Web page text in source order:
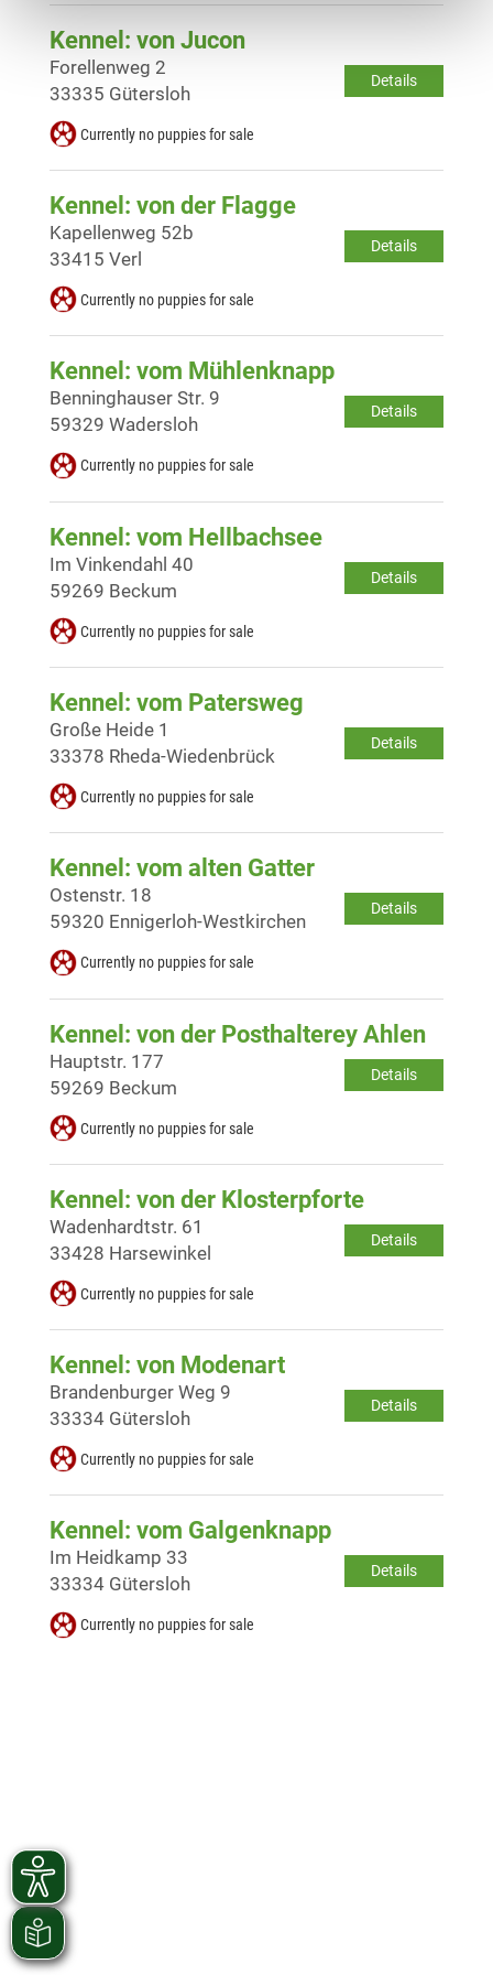
Kennel: von Jucon
Details
Forellenweg 2
33335 Gütersloh
Currently no puppies for sale
Kennel: von der Flagge
Details
Kapellenweg 52b
33415 Verl
Currently no puppies for sale
Kennel: vom Mühlenknapp
Details
Benninghauser Str. 9
59329 Wadersloh
Currently no puppies for sale
Kennel: vom Hellbachsee
Details
Im Vinkendahl 40
59269 Beckum
Currently no puppies for sale
Kennel: vom Patersweg
Details
Große Heide 1
33378 Rheda-Wiedenbrück
Currently no puppies for sale
Kennel: vom alten Gatter
Details
Ostenstr. 18
59320 Ennigerloh-Westkirchen
Currently no puppies for sale
Kennel: von der Posthalterey Ahlen
Details
Hauptstr. 177
59269 Beckum
Currently no puppies for sale
Kennel: von der Klosterpforte
Details
Wadenhardtstr. 61
33428 Harsewinkel
Currently no puppies for sale
Kennel: von Modenart
Details
Brandenburger Weg 9
33334 Gütersloh
Currently no puppies for sale
Kennel: vom Galgenknapp
Details
Im Heidkamp 33
33334 Gütersloh
Currently no puppies for sale